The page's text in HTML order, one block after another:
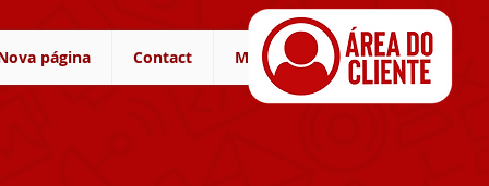
página Contact More